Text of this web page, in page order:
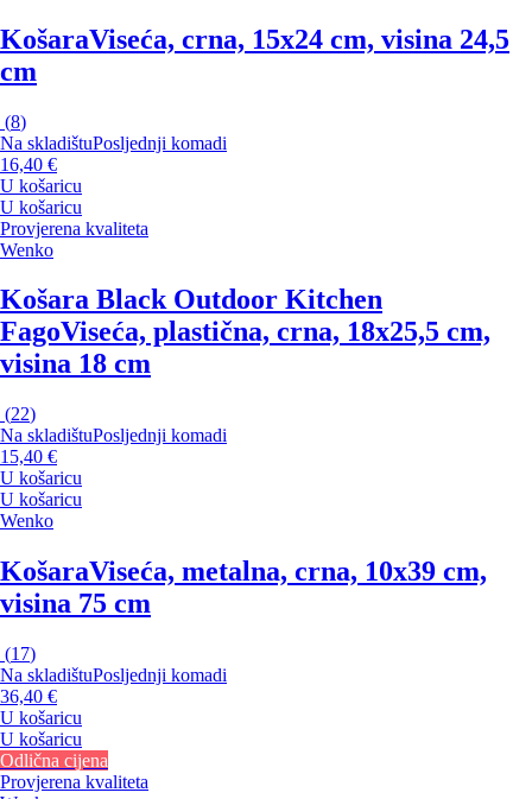
KošaraViseća, crna, 15x24 cm, visina 24,5
cm
(8)
Na skladištuPosljednji komadi
16,40 €
U košaricu
U košaricu
Provjerena kvaliteta
Wenko
Košara Black Outdoor Kitchen
FagoViseća, plastična, crna, 18x25,5 cm,
visina 18 cm
(22)
Na skladištuPosljednji komadi
15,40 €
U košaricu
U košaricu
Wenko
KošaraViseća, metalna, crna, 10x39 cm,
visina 75 cm
(17)
Na skladištuPosljednji komadi
36,40 €
U košaricu
U košaricu
Odlična cijena
Provjerena kvaliteta